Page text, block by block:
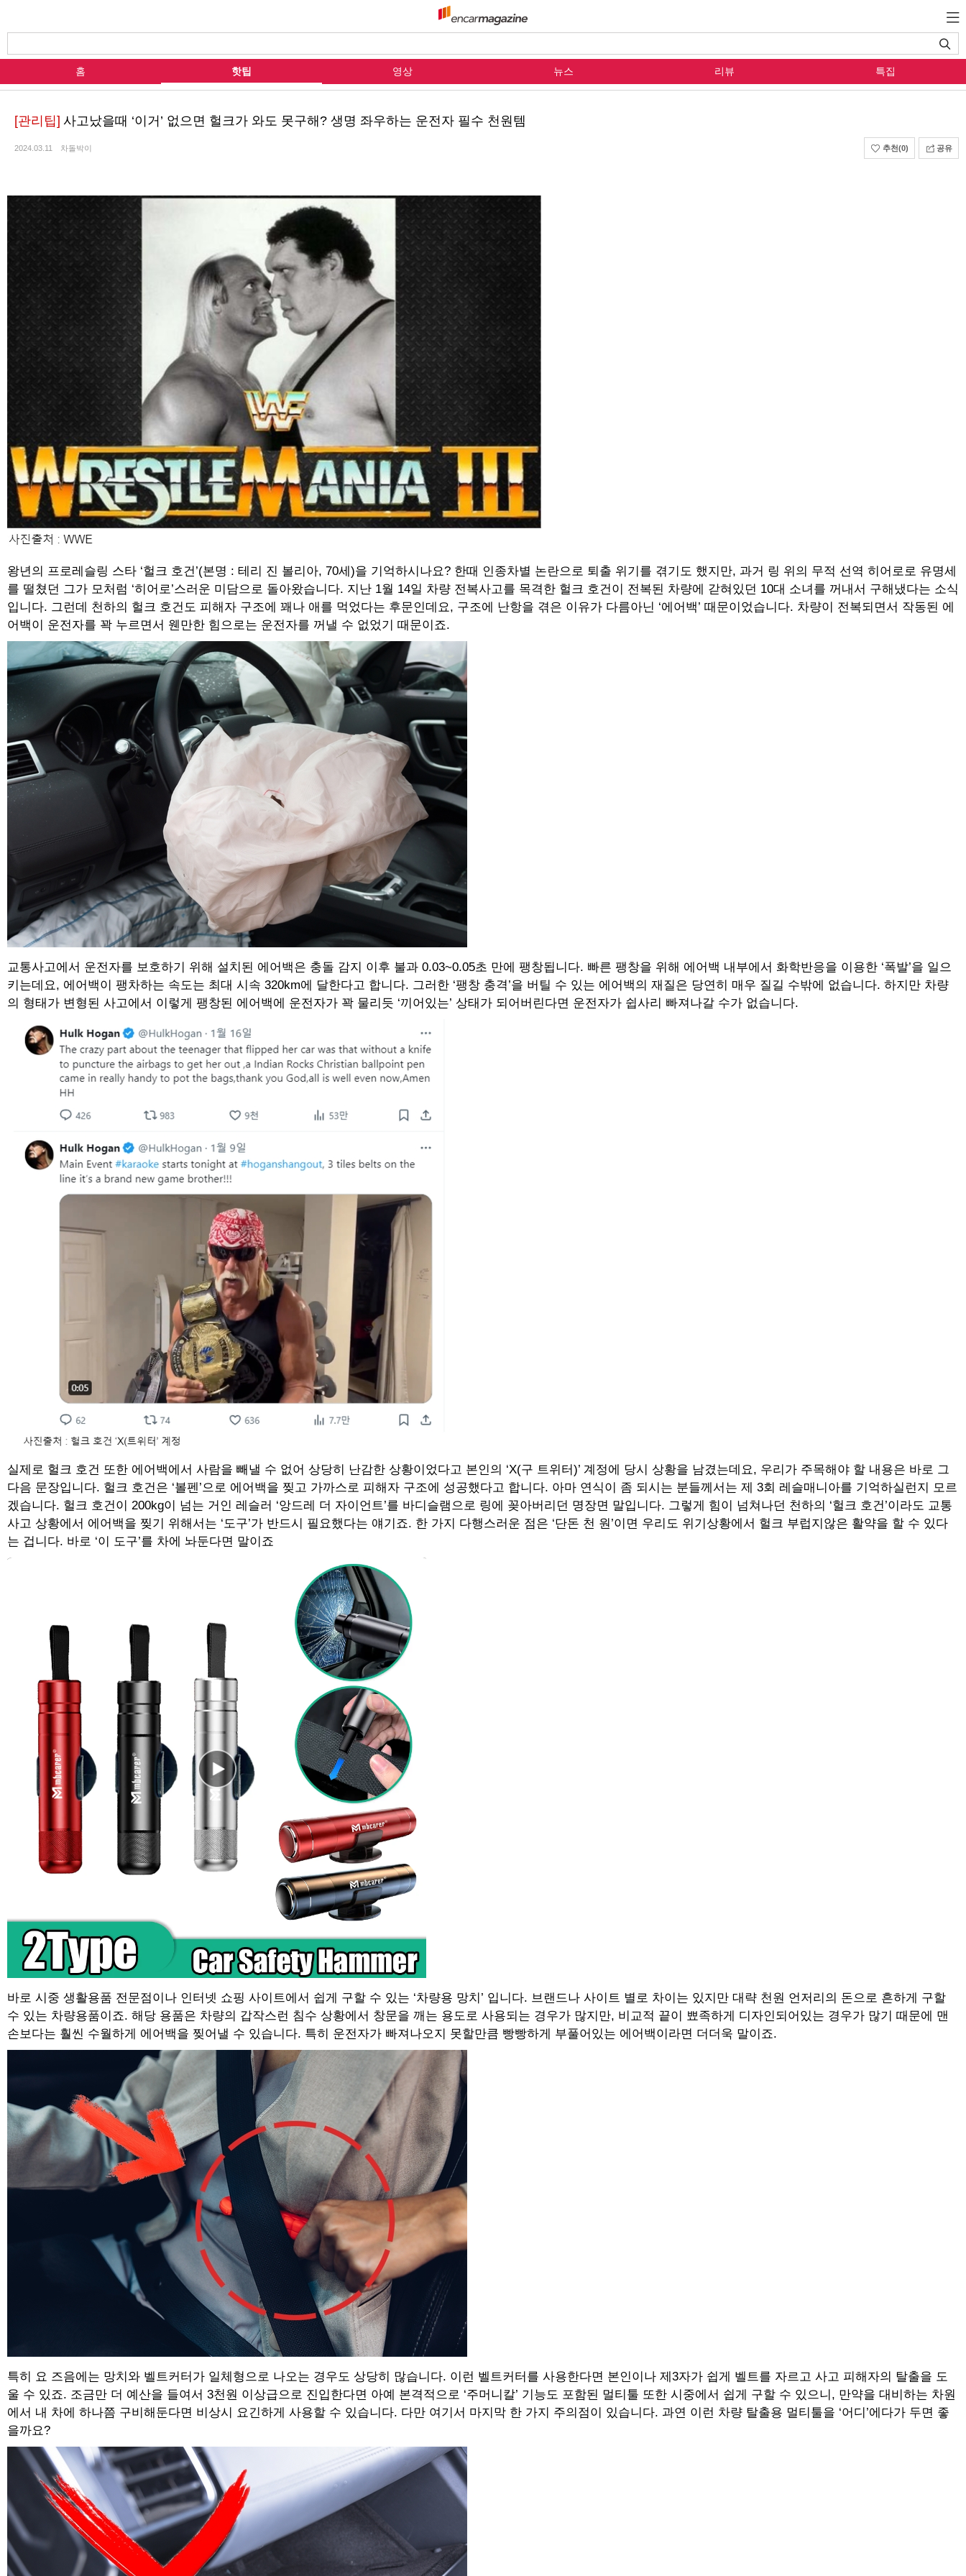
홈 핫팁 영상 뉴스 리뷰 특집
[관리팁] 사고났을때 ‘이거’ 없으면 헐크가 와도 못구해? 생명 좌우하는 운전자 필수 천원템
2024.03.11 차돌박이 추천(0) 공유
왕년의 프로레슬링 스타 ‘헐크 호건’(본명 : 테리 진 볼리아, 70세)을 기억하시나요? 한때 인종차별 논란으로 퇴출 위기를 겪기도 했지만, 과거 링 위의 무적 선역 히어로로 유명세
를 떨쳤던 그가 모처럼 ‘히어로’스러운 미담으로 돌아왔습니다. 지난 1월 14일 차량 전복사고를 목격한 헐크 호건이 전복된 차량에 갇혀있던 10대 소녀를 꺼내서 구해냈다는 소식
입니다. 그런데 천하의 헐크 호건도 피해자 구조에 꽤나 애를 먹었다는 후문인데요, 구조에 난항을 겪은 이유가 다름아닌 ‘에어백’ 때문이었습니다. 차량이 전복되면서 작동된 에
어백이 운전자를 꽉 누르면서 웬만한 힘으로는 운전자를 꺼낼 수 없었기 때문이죠.
교통사고에서 운전자를 보호하기 위해 설치된 에어백은 충돌 감지 이후 불과 0.03~0.05초 만에 팽창됩니다. 빠른 팽창을 위해 에어백 내부에서 화학반응을 이용한 ‘폭발’을 일으
키는데요, 에어백이 팽차하는 속도는 최대 시속 320km에 달한다고 합니다. 그러한 ‘팽창 충격’을 버틸 수 있는 에어백의 재질은 당연히 매우 질길 수밖에 없습니다. 하지만 차량
의 형태가 변형된 사고에서 이렇게 팽창된 에어백에 운전자가 꽉 물리듯 ‘끼어있는’ 상태가 되어버린다면 운전자가 쉽사리 빠져나갈 수가 없습니다.
실제로 헐크 호건 또한 에어백에서 사람을 빼낼 수 없어 상당히 난감한 상황이었다고 본인의 ‘X(구 트위터)’ 계정에 당시 상황을 남겼는데요, 우리가 주목해야 할 내용은 바로 그
다음 문장입니다. 헐크 호건은 ‘볼펜’으로 에어백을 찢고 가까스로 피해자 구조에 성공했다고 합니다. 아마 연식이 좀 되시는 분들께서는 제 3회 레슬매니아를 기억하실런지 모르
겠습니다. 헐크 호건이 200kg이 넘는 거인 레슬러 ‘앙드레 더 자이언트’를 바디슬램으로 링에 꽂아버리던 명장면 말입니다. 그렇게 힘이 넘쳐나던 천하의 ‘헐크 호건’이라도 교통
사고 상황에서 에어백을 찢기 위해서는 ‘도구’가 반드시 필요했다는 얘기죠. 한 가지 다행스러운 점은 ‘단돈 천 원’이면 우리도 위기상황에서 헐크 부럽지않은 활약을 할 수 있다
는 겁니다. 바로 ‘이 도구’를 차에 놔둔다면 말이죠
바로 시중 생활용품 전문점이나 인터넷 쇼핑 사이트에서 쉽게 구할 수 있는 ‘차량용 망치’ 입니다. 브랜드나 사이트 별로 차이는 있지만 대략 천원 언저리의 돈으로 흔하게 구할
수 있는 차량용품이죠. 해당 용품은 차량의 갑작스런 침수 상황에서 창문을 깨는 용도로 사용되는 경우가 많지만, 비교적 끝이 뾰족하게 디자인되어있는 경우가 많기 때문에 맨
손보다는 훨씬 수월하게 에어백을 찢어낼 수 있습니다. 특히 운전자가 빠져나오지 못할만큼 빵빵하게 부풀어있는 에어백이라면 더더욱 말이죠.
특히 요 즈음에는 망치와 벨트커터가 일체형으로 나오는 경우도 상당히 많습니다. 이런 벨트커터를 사용한다면 본인이나 제3자가 쉽게 벨트를 자르고 사고 피해자의 탈출을 도
울 수 있죠. 조금만 더 예산을 들여서 3천원 이상급으로 진입한다면 아예 본격적으로 ‘주머니칼’ 기능도 포함된 멀티툴 또한 시중에서 쉽게 구할 수 있으니, 만약을 대비하는 차원
에서 내 차에 하나쯤 구비해둔다면 비상시 요긴하게 사용할 수 있습니다. 다만 여기서 마지막 한 가지 주의점이 있습니다. 과연 이런 차량 탈출용 멀티툴을 ‘어디’에다가 두면 좋
을까요?